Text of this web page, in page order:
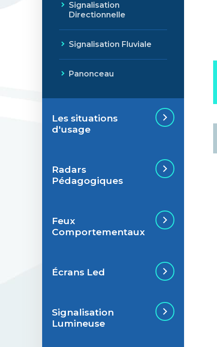
Signalisation
Directionnelle
Signalisation Fluviale
Panonceau
Les situations
d'usage
Situations de
signalisation
Situations de
signalisation
Radars
Pédagogiques
Radar Pédagogique
Feux
Comportementaux
Feu Comportemental
Écrans Led
Écran Géant Extérieur
Led
Signalisation
Lumineuse